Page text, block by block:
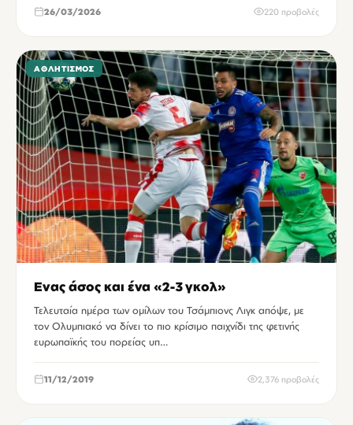
26/03/2026 220 προβολές
ΑΘΛΗΤΙΣΜΌΣ
Ενας άσος και ένα «2-3 γκολ»
Τελευταία ημέρα των ομίλων του Τσάμπιονς Λιγκ απόψε, με
τον Ολυμπιακό να δίνει το πιο κρίσιμο παιχνίδι της φετινής
ευρωπαϊκής του πορείας υπ…
11/12/2019 2,376 προβολές